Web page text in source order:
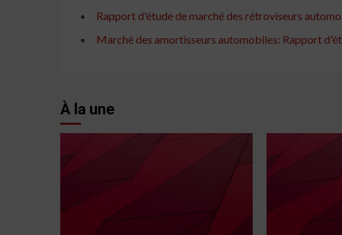
Rapport d'étude de marché des rétroviseurs
Marché des amortisseurs automobiles: Rapport
À la une